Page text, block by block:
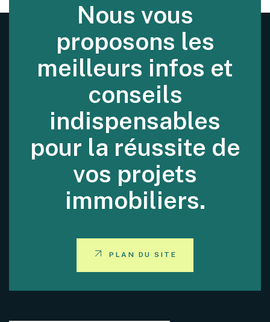
Nous vous
proposons les
meilleurs infos et
conseils
indispensables
pour la réussite de
vos projets
immobiliers.
PLAN DU SITE